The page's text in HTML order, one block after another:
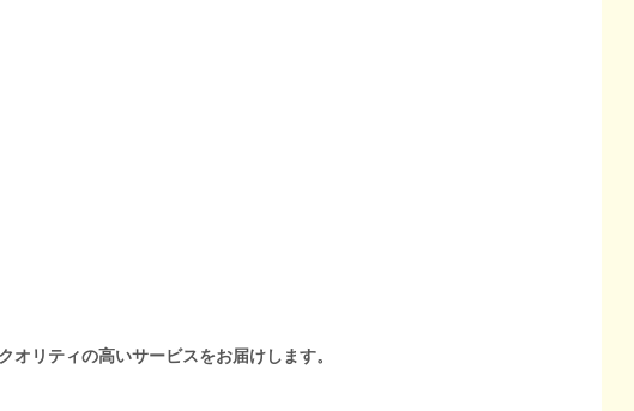
オリティの高いサービスをお届けします。